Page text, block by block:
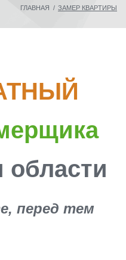
ГЛАВНАЯ / ЗАМЕР КВАРТИРЫ
области
перед тем